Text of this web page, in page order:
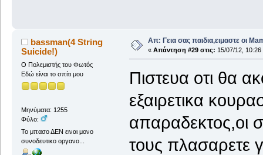
bassman(4 String
Suicide!)
O Πολεμιστής του Φωτός
Εδώ είναι το σπίτι μου
Μηνύματα: 1255
Φύλο:
Το μπασο ΔΕΝ ειναι μονο
συνοδευτικο οργανο...
Απ: Γεια σας παιδια,ειμαστε οι
« Απάντηση #29 στις: 15/07/12, 10:26
Πιστευα οτι θα
εξαιρετικα
απαραδεκτος,οι
τους πλασαρετε